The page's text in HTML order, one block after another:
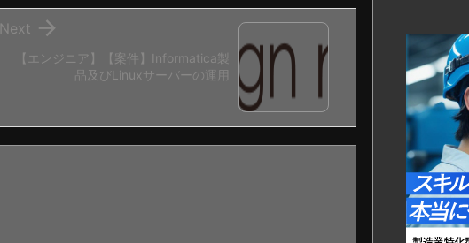
【エンジニア】【案件】Informatica製
品及びLinuxサーバーの運用

Next